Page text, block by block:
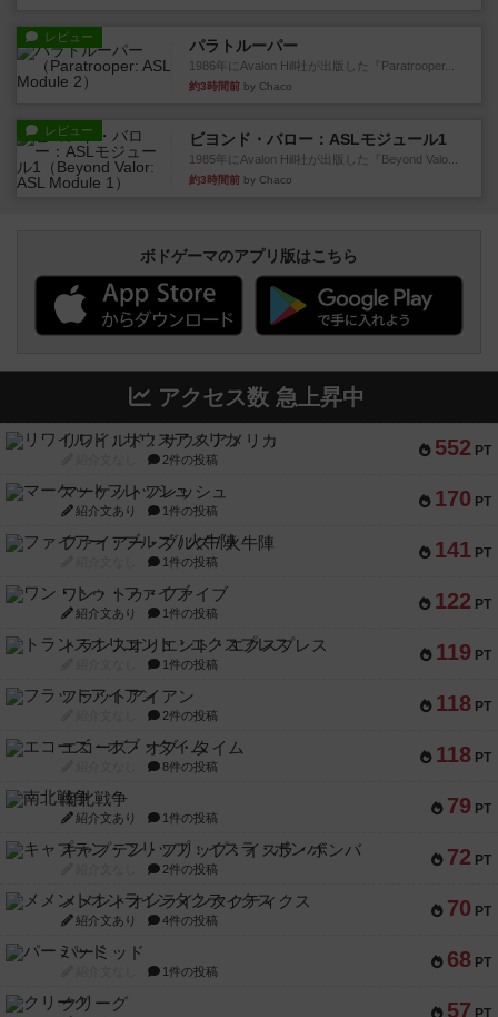
レビュー パラトルーパー
1986年にAvalon Hill社が出版した『Paratrooper...
約3時間前 by Chaco
レビュー ビヨンド・バロー：ASLモジュール1
1985年にAvalon Hill社が出版した『Beyond Valo...
約3時間前 by Chaco
ボドゲーマのアプリ版はこちら
アクセス数 急上昇中
552 PT
リワイルド：サウスアメリカ
2件の投稿
170 PT
マーケットフレッシュ
紹介文あり 1件の投稿
141 PT
ファイアー・ブルズ / 火牛陣
1件の投稿
122 PT
ワン・トゥ・ファイブ
紹介文あり 1件の投稿
119 PT
トランスオリエント・エクスプレス
1件の投稿
118 PT
フラットアイアン
2件の投稿
118 PT
エコーズ・オブ・タイム
8件の投稿
79 PT
南北戦争
紹介文あり 1件の投稿
72 PT
キャプテン・フリップ：イスラ・ボンバ
2件の投稿
70 PT
メメントオンラインタクティクス
紹介文あり 4件の投稿
68 PT
パーミッド
1件の投稿
57 PT
クリーグ